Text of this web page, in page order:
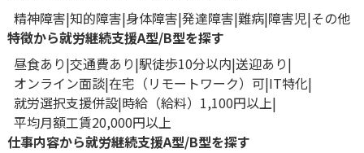
精神障害 知的障害 身体障害 発達障害 難病 障害児 その他
特徴から就労継続支援A型/B型を探す
昼食あり 交通費あり 駅徒歩10分以内 送迎あり
オンライン面談 在宅（リモートワーク）可 IT特化
就労選択支援併設 時給（給料）1,100円以上
平均月額工賃20,000円以上
仕事内容から就労継続支援A型/B型を探す